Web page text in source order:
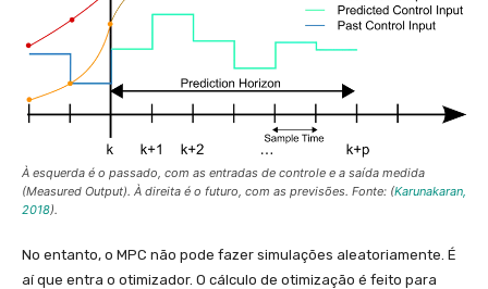
À esquerda é o passado, com as entradas de controle e a saída medida
(Measured Output). À direita é o futuro, com as previsões. Fonte: (Karunakaran,
2018).
No entanto, o MPC não pode fazer simulações aleatoriamente. É
aí que entra o otimizador. O cálculo de otimização é feito para